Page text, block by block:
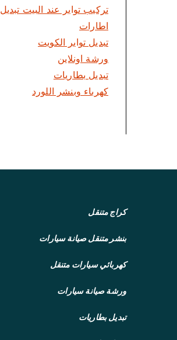
تركيب تواير عند البيت تبديل
اطارات
تبديل تواير الكويت
ورشة اونلاين
تبديل بطاريات
كهرباء وبنشر اللورد
كراج متنقل
بنشر متنقلصيانة سيارات
كهربائي سيارات متنقل
ورشة صيانة سيارات
تبديل بطاريات